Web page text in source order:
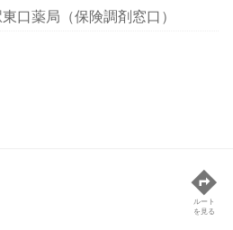
口薬局（保険調剤窓口）
ルート
を見る